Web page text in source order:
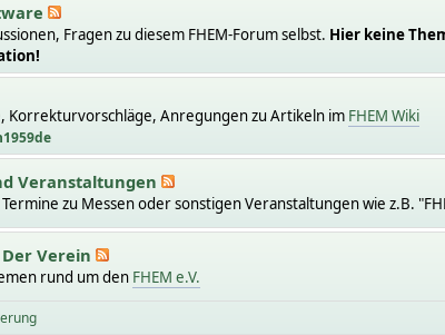
Fragen zu diesem FHEM-Forum selbst. Hier keine
Korrekturvorschläge, Anregungen zu Artikeln im FHEM Wiki
Veranstaltungen
zu Messen oder sonstigen Veranstaltungen wie z.B.
Der Verein
rund um den FHEM e.V.